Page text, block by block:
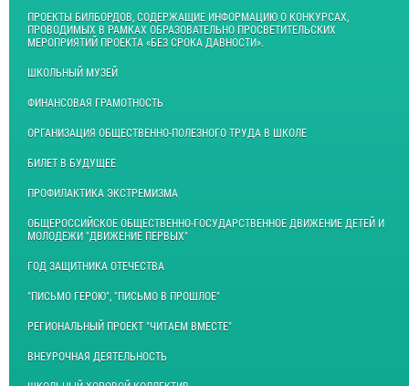
ПРОЕКТЫ БИЛБОРДОВ, СОДЕРЖАЩИЕ ИНФОРМАЦИЮ О КОНКУРСАХ,
ПРОВОДИМЫХ В РАМКАХ ОБРАЗОВАТЕЛЬНО ПРОСВЕТИТЕЛЬСКИХ
МЕРОПРИЯТИЙ ПРОЕКТА «БЕЗ СРОКА ДАВНОСТИ».
ШКОЛЬНЫЙ МУЗЕЙ
ФИНАНСОВАЯ ГРАМОТНОСТЬ
ОРГАНИЗАЦИЯ ОБЩЕСТВЕННО-ПОЛЕЗНОГО ТРУДА В ШКОЛЕ
БИЛЕТ В БУДУЩЕЕ
ПРОФИЛАКТИКА ЭКСТРЕМИЗМА
ОБЩЕРОССИЙСКОЕ ОБЩЕСТВЕННО-ГОСУДАРСТВЕННОЕ ДВИЖЕНИЕ ДЕТЕЙ И
МОЛОДЕЖИ "ДВИЖЕНИЕ ПЕРВЫХ"
ГОД ЗАЩИТНИКА ОТЕЧЕСТВА
"ПИСЬМО ГЕРОЮ", "ПИСЬМО В ПРОШЛОЕ"
РЕГИОНАЛЬНЫЙ ПРОЕКТ "ЧИТАЕМ ВМЕСТЕ"
ВНЕУРОЧНАЯ ДЕЯТЕЛЬНОСТЬ